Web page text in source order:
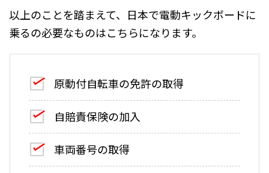
以上のことを踏まえて、日本で電動キックボードに
乗るの必要なものはこちらになります。
原動付自転車の免許の取得
自賠責保険の加入
車両番号の取得